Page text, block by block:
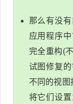
那么有没
应用程序
完全重构(
试图修复
不同的视
将它们设